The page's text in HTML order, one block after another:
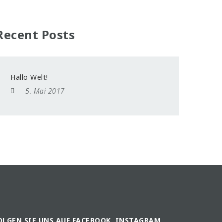
Posts
Hallo Welt!
5. Mai 2017